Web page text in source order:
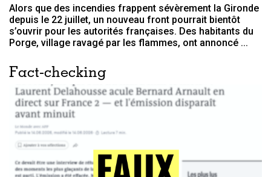
Alors que des incendies frappent sévèrement la Gironde
depuis le 22 juillet, un nouveau front pourrait bientôt
s’ouvrir pour les autorités françaises. Des habitants du
Porge, village ravagé par les flammes, ont annoncé ...
Fact-checking